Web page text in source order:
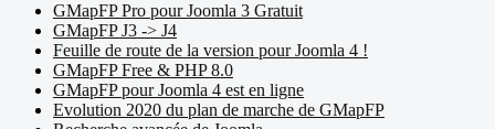
GMapFP Pro pour Joomla 3 Gratuit
GMapFP J3 -> J4
Feuille de route de la version pour Joomla 4 !
GMapFP Free & PHP 8.0
GMapFP pour Joomla 4 est en ligne
Evolution 2020 du plan de marche de GMapFP